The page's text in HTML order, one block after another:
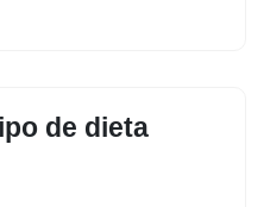
de dieta